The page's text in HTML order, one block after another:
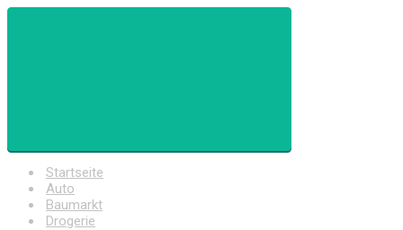
Startseite
Auto
Baumarkt
Drogerie